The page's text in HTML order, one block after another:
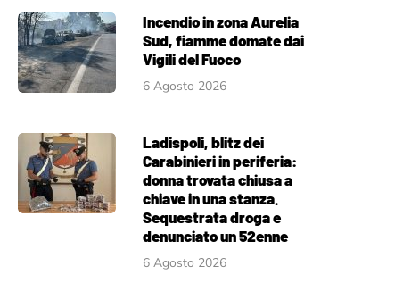
Incendio in zona Aurelia
Sud, fiamme domate dai
Vigili del Fuoco
6 Agosto 2026
Ladispoli, blitz dei
Carabinieri in periferia:
donna trovata chiusa a
chiave in una stanza.
Sequestrata droga e
denunciato un 52enne
6 Agosto 2026